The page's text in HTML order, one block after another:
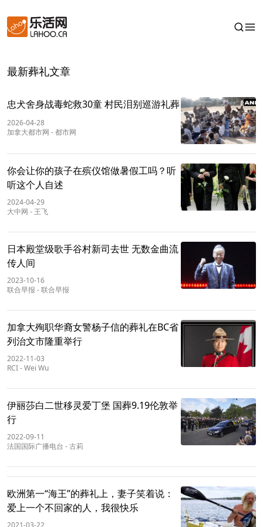
最新葬礼文章
忠犬舍身战毒蛇救30童 村民泪别巡游礼葬
2026-04-28
加拿大都市网 -都市网
你会让你的孩子在殡仪馆做暑假工吗？听
听这个人自述
2024-04-29
大中网 - 王飞
日本殿堂级歌手谷村新司去世 无数金曲流
传人间
2023-10-16
联合早报 -联合早报
加拿大殉职华裔女警杨子信的葬礼在BC省
列治文市隆重举行
2022-11-03
RCI-Wei Wu
伊丽莎白二世移灵爱丁堡 国葬9.19伦敦举
行
2022-09-11
法国国际广播电台 -古莉
欧洲第一“海王”的葬礼上，妻子笑着说：
爱上一个不回家的人，我很快乐
2021-03-22